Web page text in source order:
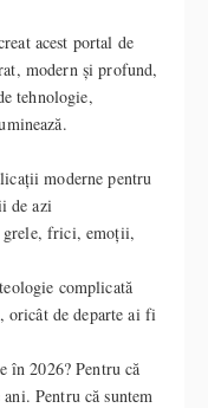
acest portal de
modern și profund,
tehnologie,
moderne pentru
de azi
grele, frici, emoții,
complicată
oricât de departe ai fi
în 2026? Pentru că
Pentru că suntem